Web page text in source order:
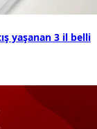
yaşanan 3 il belli